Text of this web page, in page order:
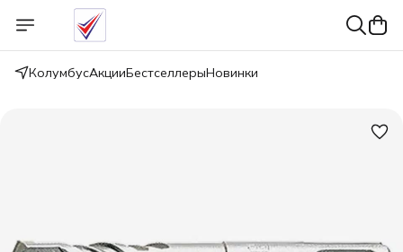
КолумбусАкцииБестселлерыНовинки